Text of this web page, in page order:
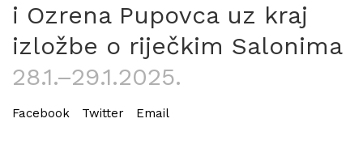
i Ozrena Pupovca uz kraj
izložbe o riječkim Salonima
28.1.–29.1.2025.
Facebook Twitter Email